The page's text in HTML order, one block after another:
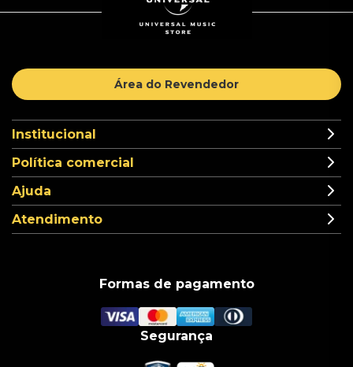
Área do Revendedor
Institucional
Política comercial
Ajuda
Atendimento
Formas de pagamento
Segurança